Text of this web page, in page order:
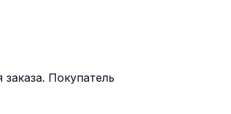
Покупатель